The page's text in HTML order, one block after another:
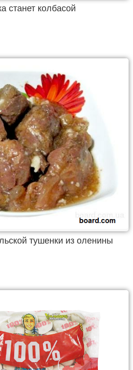
станет колбасой
тушенки из оленины